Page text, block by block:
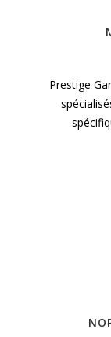
Prestige